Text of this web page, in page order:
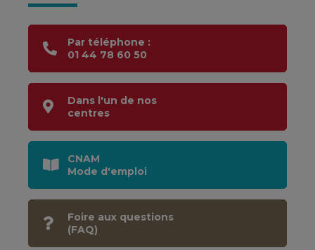
Par téléphone :
01 44 78 60 50
Dans l'un de nos
centres
CNAM
Mode d'emploi
Foire aux questions
(FAQ)